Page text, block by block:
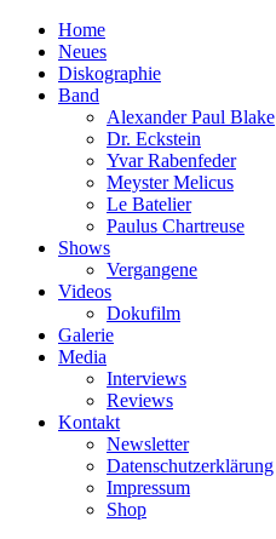
Home
Neues
Diskographie
Band
Alexander Paul Blake
Dr. Eckstein
Yvar Rabenfeder
Meyster Melicus
Le Batelier
Paulus Chartreuse
Shows
Vergangene
Videos
Dokufilm
Galerie
Media
Interviews
Reviews
Kontakt
Newsletter
Datenschutzerklärung
Impressum
Shop